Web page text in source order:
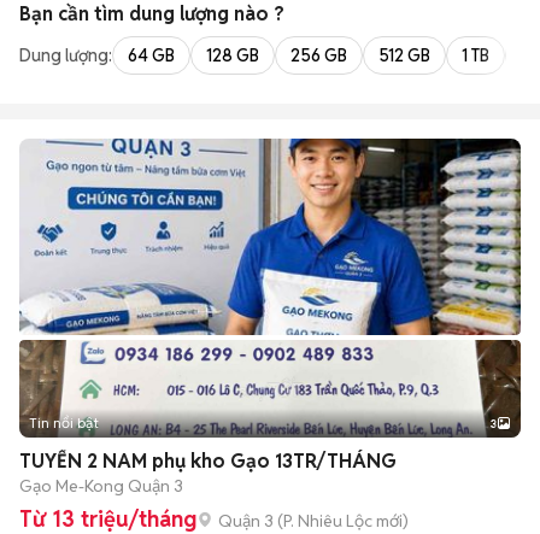
Bạn cần tìm dung lượng nào ?
Dung lượng: 64 GB 128 GB 256 GB 512 GB 1 TB
Tin nổi bật 3
TUYỂN 2 NAM phụ kho Gạo 13TR/THÁNG
Gạo Me-Kong Quận 3
Từ 13 triệu/tháng Quận 3 (P. Nhiêu Lộc mới)